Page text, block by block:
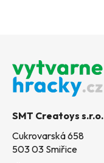
SMT Creatoys s.r.o.
Cukrovarská 658
503 03 Smiřice